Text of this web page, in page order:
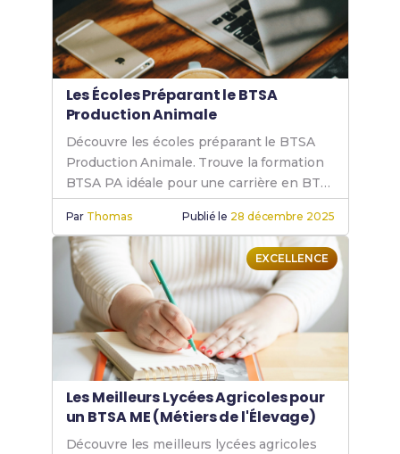
Les Écoles Préparant le BTSA
Production Animale
Découvre les écoles préparant le BTSA
Production Animale. Trouve la formation
BTSA PA idéale pour une carrière en BTS
PA, BTS animalier et BTS agricole
production animale.
Par Thomas Publié le 28 décembre 2025
EXCELLENCE
Les Meilleurs Lycées Agricoles pour
un BTSA ME (Métiers de l'Élevage)
Découvre les meilleurs lycées agricoles